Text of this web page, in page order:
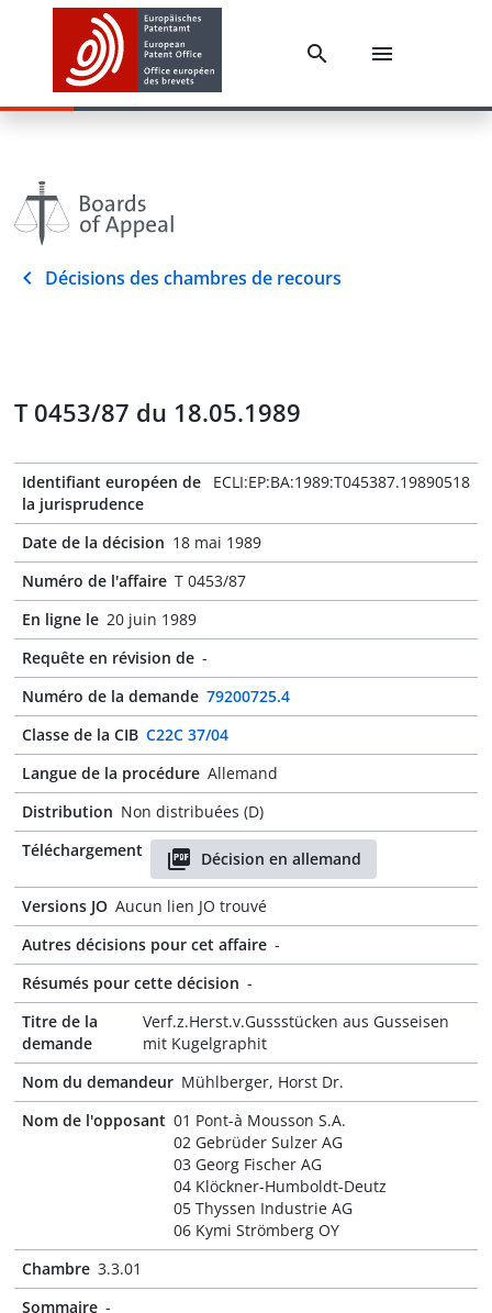
Décisions des chambres de recours
T 0453/87 du 18.05.1989
Identifiant européen de
la jurisprudence
ECLI:EP:BA:1989:T045387.19890518
Date de la décision 18 mai 1989
Numéro de l'affaire T 0453/87
En ligne le 20 juin 1989
Requête en révision de -
Numéro de la demande 79200725.4
Classe de la CIB C22C 37/04
Langue de la procédure Allemand
Distribution Non distribuées (D)
Téléchargement
Décision en allemand
Versions JO Aucun lien JO trouvé
Autres décisions pour cet affaire -
Résumés pour cette décision -
Titre de la
demande
Verf.z.Herst.v.Gussstücken aus Gusseisen
mit Kugelgraphit
Nom du demandeur Mühlberger, Horst Dr.
Nom de l'opposant 01 Pont-à Mousson S.A.
02 Gebrüder Sulzer AG
03 Georg Fischer AG
04 Klöckner-Humboldt-Deutz
05 Thyssen Industrie AG
06 Kymi Strömberg OY
Chambre 3.3.01
Sommaire -